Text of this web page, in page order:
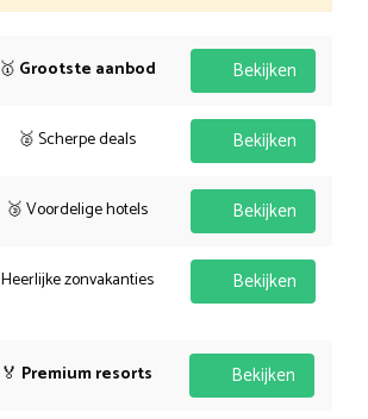
🥇 Grootste aanbod Bekijken
🥈 Scherpe deals Bekijken
🥉 Voordelige hotels Bekijken
Heerlijke zonvakanties Bekijken
🏅 Premium resorts Bekijken